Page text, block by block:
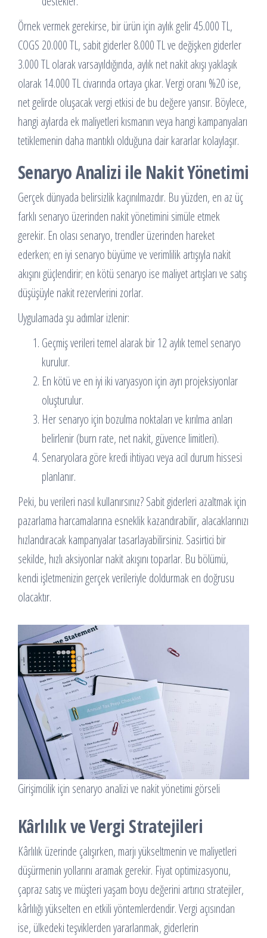
Örnek vermek gerekirse, bir ürün için aylık gelir 45.000 TL,
COGS 20.000 TL, sabit giderler 8.000 TL ve değişken giderler
3.000 TL olarak varsayıldığında, aylık net nakit akışı yaklaşık
olarak 14.000 TL civarında ortaya çıkar. Vergi oranı %20 ise,
net gelirde oluşacak vergi etkisi de bu değere yansır. Böylece,
hangi aylarda ek maliyetleri kısmanın veya hangi kampanyaları
tetiklemenin daha mantıklı olduğuna dair kararlar kolaylaşır.
Senaryo Analizi ile Nakit Yönetimi
Gerçek dünyada belirsizlik kaçınılmazdır. Bu yüzden, en az üç
farklı senaryo üzerinden nakit yönetimini simüle etmek
gerekir. En olası senaryo, trendler üzerinden hareket
ederken; en iyi senaryo büyüme ve verimlilik artışıyla nakit
akışını güçlendirir; en kötü senaryo ise maliyet artışları ve satış
düşüşüyle nakit rezervlerini zorlar.
Uygulamada şu adımlar izlenir:
Geçmiş verileri temel alarak bir 12 aylık temel senaryo
kurulur.
En kötü ve en iyi iki varyasyon için ayrı projeksiyonlar
oluşturulur.
Her senaryo için bozulma noktaları ve kırılma anları
belirlenir (burn rate, net nakit, güvence limitleri).
Senaryolara göre kredi ihtiyacı veya acil durum hissesi
planlanır.
Peki, bu verileri nasıl kullanırsınız? Sabit giderleri azaltmak için
pazarlama harcamalarına esneklik kazandırabilir, alacaklarınızı
hızlandıracak kampanyalar tasarlayabilirsiniz. Sasirtici bir
sekilde, hızlı aksiyonlar nakit akışını toparlar. Bu bölümü,
kendi işletmenizin gerçek verileriyle doldurmak en doğrusu
olacaktır.
Girişimcilik için senaryo analizi ve nakit yönetimi görseli
Kârlılık ve Vergi Stratejileri
Kârlılık üzerinde çalışırken, marjı yükseltmenin ve maliyetleri
düşürmenin yollarını aramak gerekir. Fiyat optimizasyonu,
çapraz satış ve müşteri yaşam boyu değerini artırıcı stratejiler,
kârlılığı yükselten en etkili yöntemlerdendir. Vergi açısından
ise, ülkedeki teşviklerden yararlanmak, giderlerin